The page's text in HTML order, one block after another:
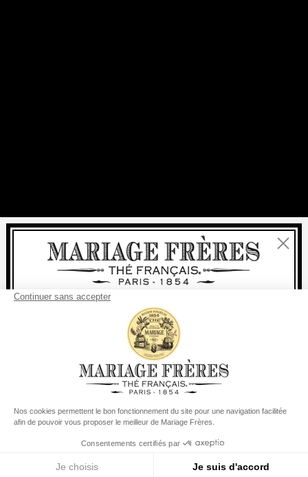
Compte
Fermer
Bienvenue
Pour tout achat, lalivraisonrapide est
à partir de 60 € en France Métropolitaine
à partir de 150 €pour le reste du monde
Votre pays de livraison est défini surEtats-Unis